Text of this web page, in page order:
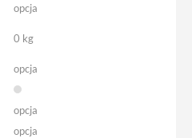
opcja
0 kg
opcja
opcja
opcja